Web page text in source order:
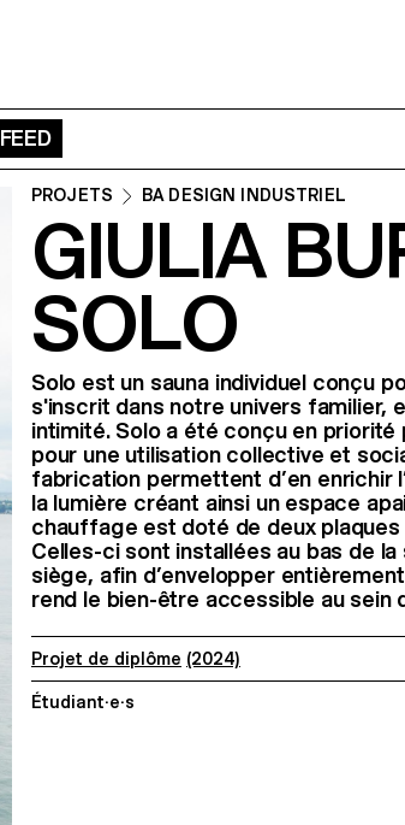
FEED
PROJETS BA DESIGN INDUSTRIEL
GIULIA
SOLO
Solo est un sauna individuel conçu
s'inscrit dans notre univers familier,
intimité. Solo a été conçu en
pour une utilisation collective et
fabrication permettent d’en enrichir
la lumière créant ainsi un espace
chauffage est doté de deux
Celles-ci sont installées au bas de
siège, afin d’envelopper
rend le bien-être accessible au sein
Projet de diplôme (2024)
Étudiant·e·s